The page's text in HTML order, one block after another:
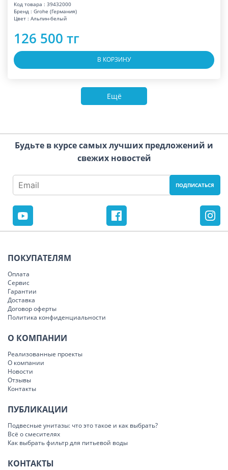
Код товара : 39432000
Бренд : Grohe (Германия)
Цвет : Альпин-белый
126 500 тг
В КОРЗИНУ
Ещё
Будьте в курсе самых лучших предложений и
свежих новостей
ПОКУПАТЕЛЯМ
Оплата
Сервис
Гарантии
Доставка
Договор оферты
Политика конфиденциальности
О КОМПАНИИ
Реализованные проекты
О компании
Новости
Отзывы
Контакты
ПУБЛИКАЦИИ
Подвесные унитазы: что это такое и как выбрать?
Всё о смесителях
Как выбрать фильтр для питьевой воды
КОНТАКТЫ